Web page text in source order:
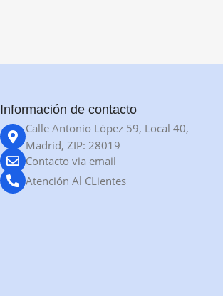
Información de contacto
Calle Antonio López 59, Local 40,
Madrid, ZIP: 28019
Contacto via email
Atención Al CLientes